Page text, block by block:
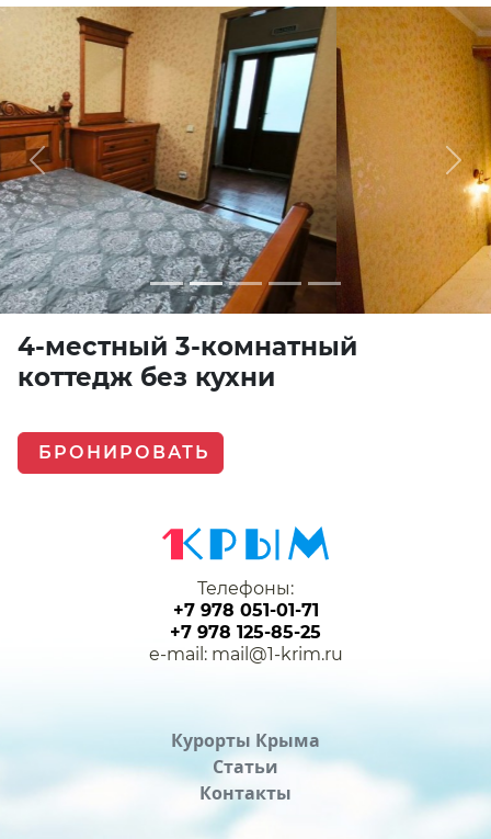
Previous Next
4-местный 3-комнатный
коттедж без кухни
БРОНИРОВАТЬ
Курорты Крыма
Статьи
Контакты
Телефоны:
+7 978 051-01-71
+7 978 125-85-25
e-mail: mail@1-krim.ru